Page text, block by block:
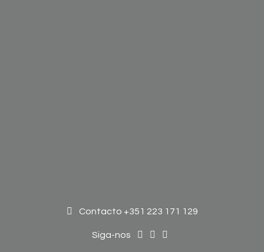
Contacto +351 223 171 129
Siga-nos